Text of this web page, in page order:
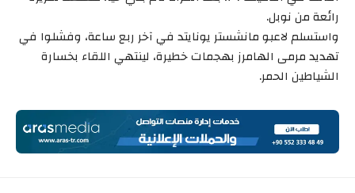
رائعة من نوبل.
واستسلم لاعبو مانشستر يونايتد في آخر ربع ساعة، وفشلوا في
تهديد مرمى الهامرز بهجمات خطيرة، لينتهي اللقاء بخسارة
الشياطين الحمر.